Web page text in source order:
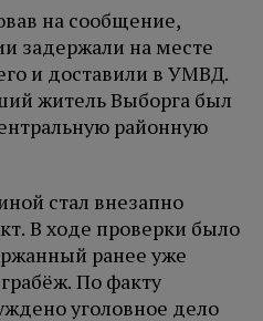
на сообщение,
задержали на месте
и доставили в УМВД.
житель Выборга был
районную
стал внезапно
В ходе проверки было
ранее уже
По факту
уголовное дело